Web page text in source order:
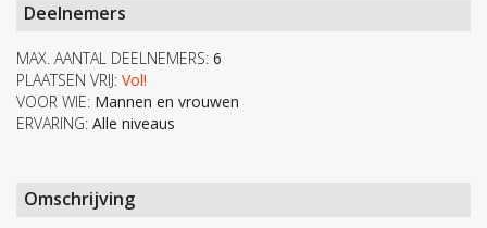
Deelnemers
MAX. AANTAL DEELNEMERS: 6
PLAATSEN VRIJ: Vol!
VOOR WIE: Mannen en vrouwen
ERVARING: Alle niveaus
Omschrijving